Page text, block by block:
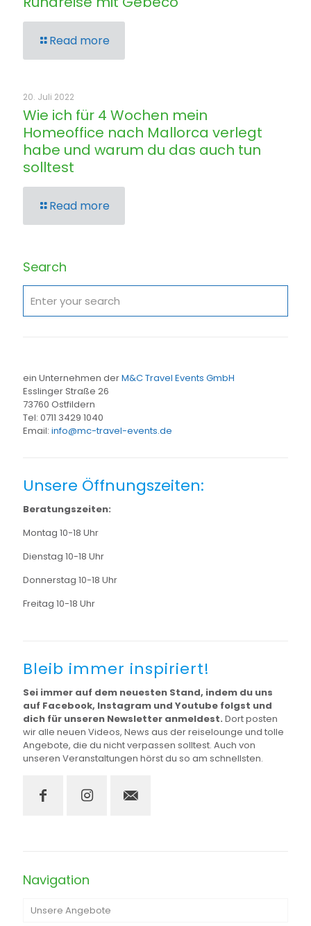
Read more
20. Juli 2022
Wie ich für 4 Wochen mein
Homeoffice nach Mallorca verlegt
habe und warum du das auch tun
solltest
Read more
Search
ein Unternehmen derM&C Travel Events GmbH
Esslinger Straße 26
73760 Ostfildern
Tel: 0711 3429 1040
Email: info@mc-travel-events.de
Unsere Öffnungszeiten:
Beratungszeiten:
Montag 10-18 Uhr
Dienstag 10-18 Uhr
Donnerstag 10-18 Uhr
Freitag 10-18 Uhr
Bleib immer inspiriert!
Sei immer auf dem neuesten Stand, indem du uns
auf Facebook, Instagram und Youtube folgst und
dich für unseren Newsletter anmeldest. Dort posten
wir alle neuen Videos, News aus der reiselounge und tolle
Angebote, die du nicht verpassen solltest. Auch von
unseren Veranstaltungen hörst du so am schnellsten.
Navigation
Unsere Angebote